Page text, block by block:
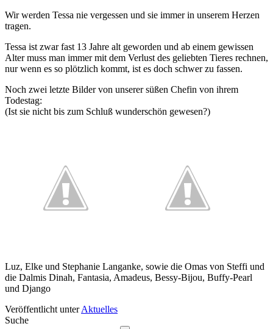
Wir werden Tessa nie vergessen und sie immer in unserem Herzen
tragen.
Tessa ist zwar fast 13 Jahre alt geworden und ab einem gewissen
Alter muss man immer mit dem Verlust des geliebten Tieres rechnen,
nur wenn es so plötzlich kommt, ist es doch schwer zu fassen.
Noch zwei letzte Bilder von unserer süßen Chefin von ihrem
Todestag:
(Ist sie nicht bis zum Schluß wunderschön gewesen?)
Luz, Elke und Stephanie Langanke, sowie die Omas von Steffi und
die Dalmis Dinah, Fantasia, Amadeus, Bessy-Bijou, Buffy-Pearl
und Django
Veröffentlicht unter Aktuelles
Suche